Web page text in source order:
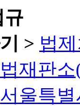
규
> 법
재판
서울특